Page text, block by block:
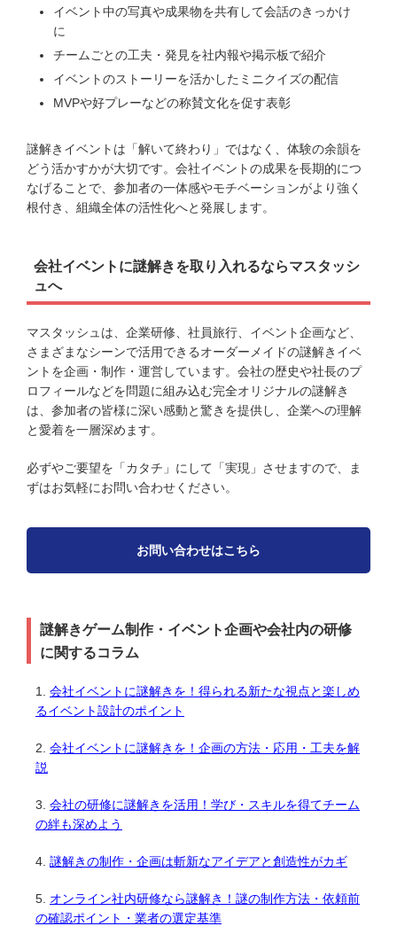
イベント中の写真や成果物を共有して会話のきっかけ
に
チームごとの工夫・発見を社内報や掲示板で紹介
イベントのストーリーを活かしたミニクイズの配信
MVPや好プレーなどの称賛文化を促す表彰
謎解きイベントは「解いて終わり」ではなく、体験の余韻を
どう活かすかが大切です。会社イベントの成果を長期的につ
なげることで、参加者の一体感やモチベーションがより強く
根付き、組織全体の活性化へと発展します。
会社イベントに謎解きを取り入れるならマスタッシ
ュへ
マスタッシュは、企業研修、社員旅行、イベント企画など、
さまざまなシーンで活用できるオーダーメイドの謎解きイベ
ントを企画・制作・運営しています。会社の歴史や社長のプ
ロフィールなどを問題に組み込む完全オリジナルの謎解き
は、参加者の皆様に深い感動と驚きを提供し、企業への理解
と愛着を一層深めます。
必ずやご要望を「カタチ」にして「実現」させますので、ま
ずはお気軽にお問い合わせください。
お問い合わせはこちら
謎解きゲーム制作・イベント企画や会社内の研修
に関するコラム
会社イベントに謎解きを！得られる新たな視点と楽しめ
るイベント設計のポイント
会社イベントに謎解きを！企画の方法・応用・工夫を解
説
会社の研修に謎解きを活用！学び・スキルを得てチーム
の絆も深めよう
謎解きの制作・企画は斬新なアイデアと創造性がカギ
オンライン社内研修なら謎解き！謎の制作方法・依頼前
の確認ポイント・業者の選定基準